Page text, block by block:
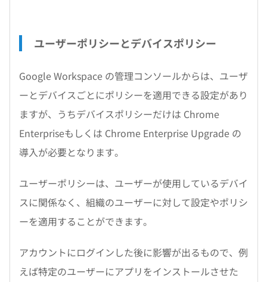
ユーザーポリシーとデバイスポリシー
Google Workspace の管理コンソールからは、ユーザ
ーとデバイスごとにポリシーを適用できる設定があり
ますが、うちデバイスポリシーだけは Chrome
Enterpriseもしくは Chrome Enterprise Upgrade の
導入が必要となります。
ユーザーポリシーは、ユーザーが使用しているデバイ
スに関係なく、組織のユーザーに対して設定やポリシ
ーを適用することができます。
アカウントにログインした後に影響が出るもので、例
えば特定のユーザーにアプリをインストールさせた